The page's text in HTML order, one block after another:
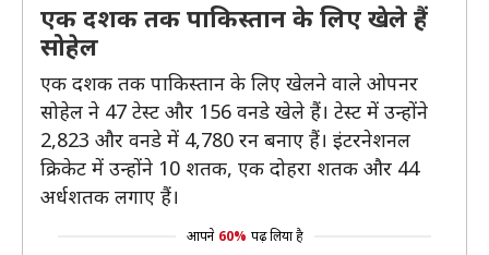
एक दशक तक पाकिस्तान के लिए खेले हैं
सोहेल
एक दशक तक पाकिस्तान के लिए खेलने वाले ओपनर
सोहेल ने 47 टेस्ट और 156 वनडे खेले हैं। टेस्ट में उन्होंने
2,823 और वनडे में 4,780 रन बनाए हैं। इंटरनेशनल
क्रिकेट में उन्होंने 10 शतक, एक दोहरा शतक और 44
अर्धशतक लगाए हैं।
आपने 60% पढ़ लिया है